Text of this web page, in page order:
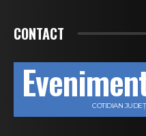
CONTACT
COTIDIAN